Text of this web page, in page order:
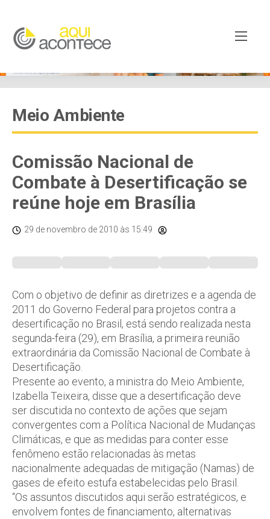
Meio Ambiente
Comissão Nacional de
Combate à Desertificação se
reúne hoje em Brasília
29 de novembro de 2010 às 15:49
Com o objetivo de definir as diretrizes e a agenda de
2011 do Governo Federal para projetos contra a
desertificação no Brasil, está sendo realizada nesta
segunda-feira (29), em Brasília, a primeira reunião
extraordinária da Comissão Nacional de Combate à
Desertificação.
Presente ao evento, a ministra do Meio Ambiente,
Izabella Teixeira, disse que a desertificação deve
ser discutida no contexto de ações que sejam
convergentes com a Política Nacional de Mudanças
Climáticas, e que as medidas para conter esse
fenômeno estão relacionadas às metas
nacionalmente adequadas de mitigação (Namas) de
gases de efeito estufa estabelecidas pelo Brasil.
“Os assuntos discutidos aqui serão estratégicos, e
envolvem fontes de financiamento, alternativas